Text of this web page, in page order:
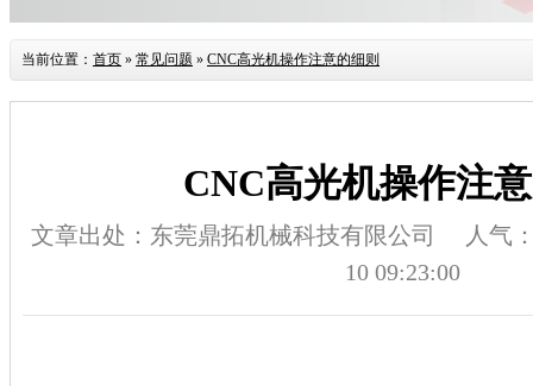
当前位置： 首页 » 常见问题 » CNC高光机操作注意的细则
CNC高光机操作注
文章出处：东莞鼎拓机械科技有限公司
人气
10 09:23:00